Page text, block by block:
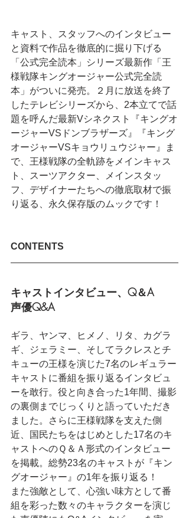
キャスト、スタッフへのインタビュー
と資料で作品を徹底的に掘り下げる
「公式完全読本」シリーズ最新作「王
様戦隊キングオージャー公式完全読
本」 がついに発売。２月に放送を終了
したテレビシリーズから、2本立てで話
題を呼んだ最新Vシネクスト『キングオ
ージャーVSドンブラザーズ』『キング
オージャーVSキョウリュウジャー』ま
で、王様戦隊の全軌跡をメインキャス
ト、スーツアクター、メインスタッ
フ、デザイナーたちへの徹底取材で振
り返る、永久保存版のムックです！
CONTENTS
キャストインタビュー、Q＆A
声優Q&A
ギラ、ヤンマ、ヒメノ、リタ、カグラ
ギ、ジェラミー、そしてラクレスとチ
キューの王様を演じた7名のレギュラー
キャストに番組を振り返るインタビュ
ーを敢行。役と向き合った1年間、撮影
の裏側までじっくりと語っていただき
ました。さらに王様戦隊を支えた側
近、国民たちをはじめとした17名のキ
ャストへのＱ＆Ａ形式のインタビュー
を掲載。総勢23名のキャストが『キン
グオージャー』の1年を振り返る！
また強敵として、心強い味方として番
組を彩った数々のキャラクターを演じ